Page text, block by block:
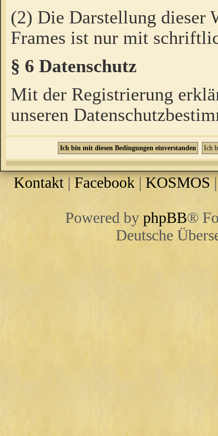
(2) Die Darstellung dieser
Frames ist nur mit
§ 6 Datenschutz
Mit der Registrierung
unseren
Kontakt |Facebook | KOSMOS
Powered by phpBB®
Deutsche